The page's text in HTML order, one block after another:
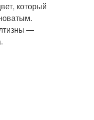
который
―